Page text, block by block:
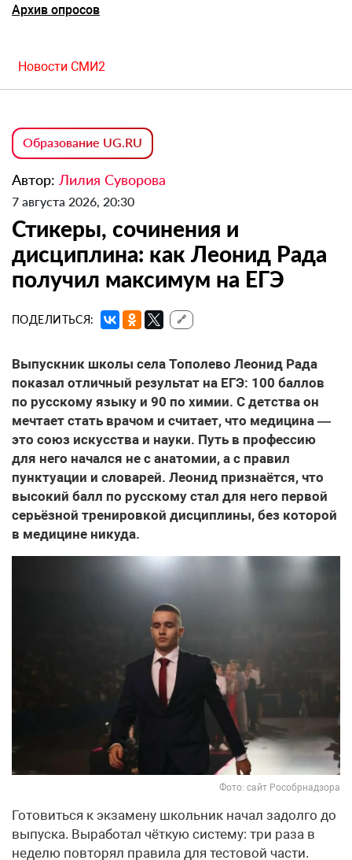
Архив опросов
Новости СМИ2
Образование UG.RU
Автор: Лилия Суворова
7 августа 2026, 20:30
Стикеры, сочинения и
дисциплина: как Леонид Рада
получил максимум на ЕГЭ
ПОДЕЛИТЬСЯ: 🔗
Выпускник школы села Тополево Леонид Рада
показал отличный результат на ЕГЭ: 100 баллов
по русскому языку и 90 по химии. С детства он
мечтает стать врачом и считает, что медицина —
это союз искусства и науки. Путь в профессию
для него начался не с анатомии, а с правил
пунктуации и словарей. Леонид признаётся, что
высокий балл по русскому стал для него первой
серьёзной тренировкой дисциплины, без которой
в медицине никуда.
Фото: сайт Рособрнадзора
Готовиться к экзамену школьник начал задолго до
выпуска. Выработал чёткую систему: три раза в
неделю повторял правила для тестовой части.